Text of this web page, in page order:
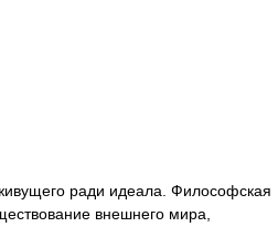
ради идеала. Философская
внешнего мира,